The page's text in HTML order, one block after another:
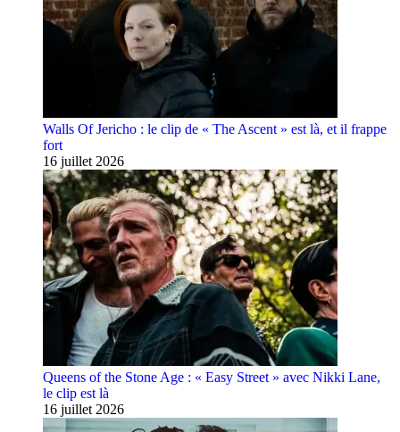
Walls Of Jericho : le clip de « The Ascent » est là, et il frappe
fort
16 juillet 2026
Queens of the Stone Age : « Easy Street » avec Nikki Lane,
le clip est là
16 juillet 2026